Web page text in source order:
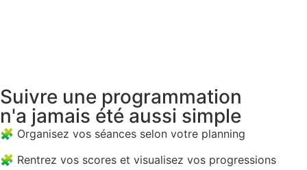
Suivre une programmation
n'a jamais été aussi simple
🧩 Organisez vos séances selon votre planning
🧩 Rentrez vos scores et visualisez vos progressions